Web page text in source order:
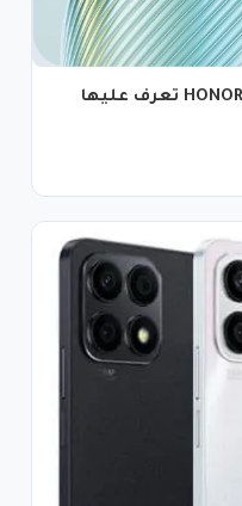
سعر و مواصفات HONOR Magic 5 Pro تعرف عليها